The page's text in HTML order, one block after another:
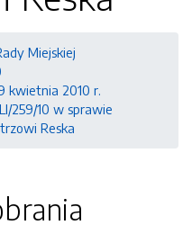
Miejskiej
kwietnia 2010 r.
259/10 w sprawie
Reska